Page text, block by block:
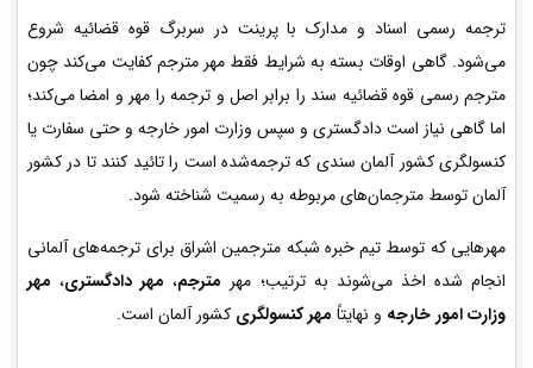
ترجمه رسمی اسناد و مدارک با پرینت در سربرگ قوه قضائیه شروع
می‌شود. گاهی اوقات بسته به شرایط فقط مهر مترجم کفایت می‌کند چون
مترجم رسمی قوه قضائیه سند را برابر اصل و ترجمه را مهر و امضا می‌کند؛
اما گاهی نیاز است دادگستری و سپس وزارت امور خارجه و حتی سفارت یا
کنسولگری کشور آلمان سندی که ترجمه‌شده است را تائید کنند تا در کشور
آلمان توسط مترجمان‌های مربوطه به رسمیت شناخته شود.
مهرهایی که توسط تیم خبره شبکه مترجمین اشراق برای ترجمه‌های آلمانی
انجام شده اخذ می‌شوند به ترتیب؛ مهر مترجم، مهر دادگستری، مهر
وزارت امور خارجه و نهایتاً مهر کنسولگری کشور آلمان است.